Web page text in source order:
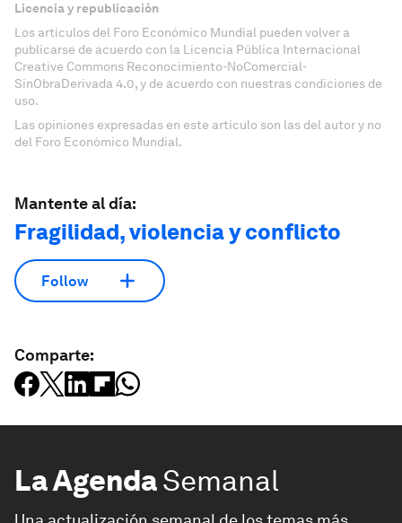
Licencia y republicación
Los artículos del Foro Económico Mundial pueden volver a
publicarse de acuerdo con la Licencia Pública Internacional
Creative Commons Reconocimiento-NoComercial-
SinObraDerivada 4.0, y de acuerdo con nuestras condiciones de
uso.
Las opiniones expresadas en este artículo son las del autor y no
del Foro Económico Mundial.
Mantente al día:
Fragilidad, violencia y conflicto
Follow
Comparte:
La AgendaSemanal